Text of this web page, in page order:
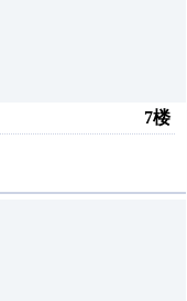
7楼